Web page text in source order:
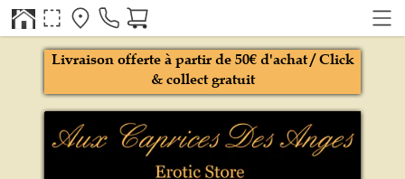
Livraison offerte à partir de 50€ d'achat / Click
& collect gratuit